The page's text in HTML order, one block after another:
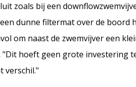
zoals bij een
dunne filtermat over de boord
om naast de zwemvijver een
hoeft geen grote investering
verschil."